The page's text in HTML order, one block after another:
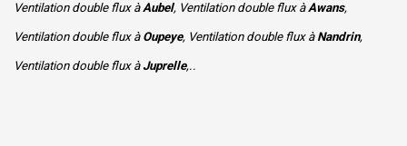
Ventilation double flux àAubel, Ventilation double flux àAwans,
Ventilation double flux à Oupeye, Ventilation double flux à Nandrin,
Ventilation double flux à Juprelle,..